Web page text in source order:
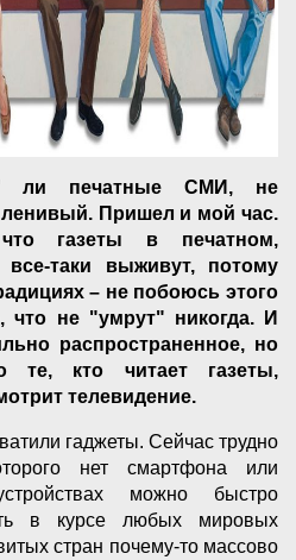
ли печатные СМИ, не
Пришел и мой час.
газеты в печатном,
таки выживут, потому
– не побоюсь этого
что не "умрут" никогда. И
распространенное, но
те, кто читает газеты,
телевидение.
гаджеты. Сейчас трудно
нет смартфона или
можно быстро
в курсе любых мировых
стран почему-то массово